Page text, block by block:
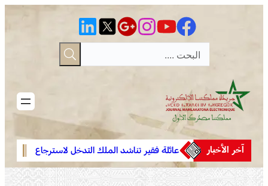
آخر الأخبار عائلة فقير تناشد الملك التدخل لاسترجاع
الجثمان من إيطاليا والدفن بالمغرب
فينيسيوس